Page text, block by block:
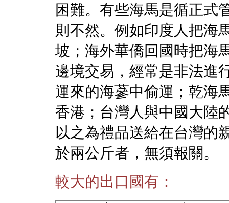
困難。有些海馬是循正式
則不然。例如印度人把海
坡；海外華僑回國時把海
邊境交易，經常是非法進
運來的海蔘中偷運；乾海
香港；台灣人與中國大陸
以之為禮品送給在台灣的
於兩公斤者，無須報關。
較大的出口國有：